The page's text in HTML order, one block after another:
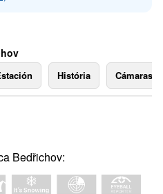
História Cámaras
Bedřichov: